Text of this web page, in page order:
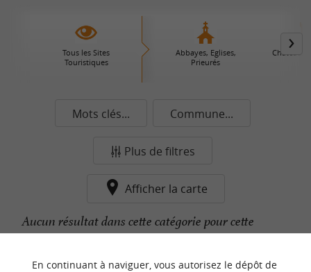
Tous les Sites
Touristiques
Abbayes, Eglises,
Prieurés
Châteaux
Mots clés... Commune...
Plus de filtres
Afficher la carte
Aucun résultat dans cette catégorie pour cette
En continuant à naviguer, vous autorisez le dépôt de